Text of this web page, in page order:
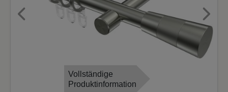
Vollständige
Produktinformation
Previous Next